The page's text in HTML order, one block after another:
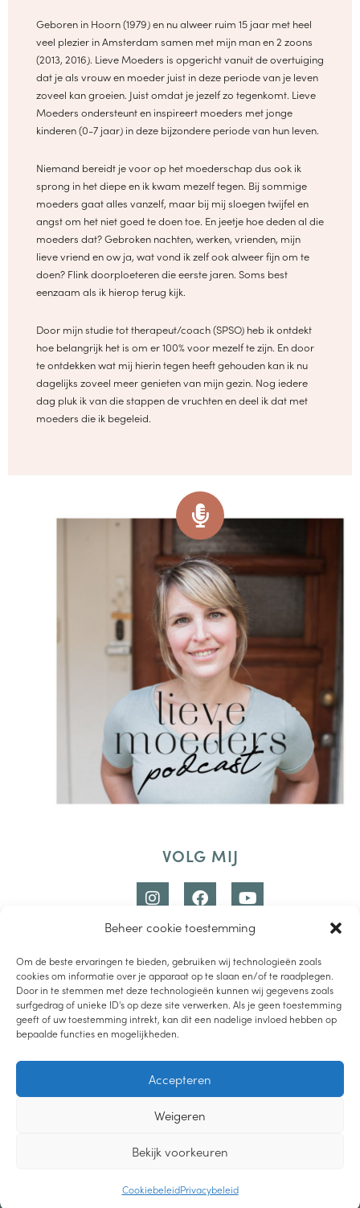
Beheer cookie toestemming
Om de beste ervaringen te bieden, gebruiken wij technologieën zoals
cookies om informatie over je apparaat op te slaan en/of te raadplegen.
Door in te stemmen met deze technologieën kunnen wij gegevens zoals
surfgedrag of unieke ID's op deze site verwerken. Als je geen toestemming
geeft of uw toestemming intrekt, kan dit een nadelige invloed hebben op
bepaalde functies en mogelijkheden.
Accepteren
Weigeren
Bekijk voorkeuren
CookiebeleidPrivacybeleid
Geboren in Hoorn (1979) en nu alweer ruim 15 jaar met heel
veel plezier in Amsterdam samen met mijn man en 2 zoons
(2013, 2016). Lieve Moeders is opgericht vanuit de overtuiging
dat je als vrouw en moeder juist in deze periode van je leven
zoveel kan groeien. Juist omdat je jezelf zo tegenkomt. Lieve
Moeders ondersteunt en inspireert moeders met jonge
kinderen (0-7 jaar) in deze bijzondere periode van hun leven.
Niemand bereidt je voor op het moederschap dus ook ik
sprong in het diepe en ik kwam mezelf tegen. Bij sommige
moeders gaat alles vanzelf, maar bij mij sloegen twijfel en
angst om het niet goed te doen toe. En jeetje hoe deden al die
moeders dat? Gebroken nachten, werken, vrienden, mijn
lieve vriend en ow ja, wat vond ik zelf ook alweer fijn om te
doen? Flink doorploeteren die eerste jaren. Soms best
eenzaam als ik hierop terug kijk.
Door mijn studie tot therapeut/coach (SPSO) heb ik ontdekt
hoe belangrijk het is om er 100% voor mezelf te zijn. En door
te ontdekken wat mij hierin tegen heeft gehouden kan ik nu
dagelijks zoveel meer genieten van mijn gezin. Nog iedere
dag pluk ik van die stappen de vruchten en deel ik dat met
moeders die ik begeleid.
VOLG MIJ
LEES DE BLOG
BEKIJK YOUTUBE